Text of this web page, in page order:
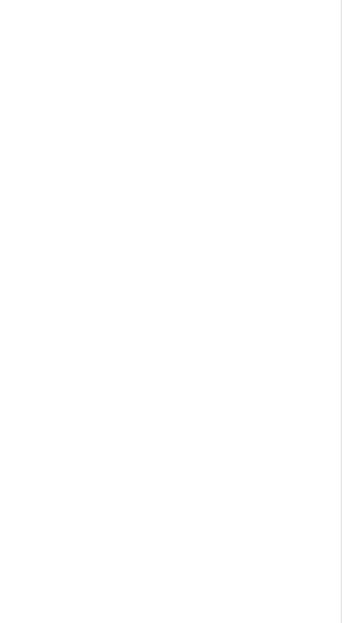
חברת אקובילד סיסטם בע״מ
למצוקת הדיור. למרות שישראל היא
צוות של אנשי עסקים מישראל